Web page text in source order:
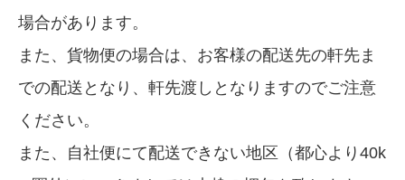
場合があります。
また、貨物便の場合は、お客様の配送先の軒先ま
での配送となり、軒先渡しとなりますのでご注意
ください。
また、自社便にて配送できない地区（都心より40k